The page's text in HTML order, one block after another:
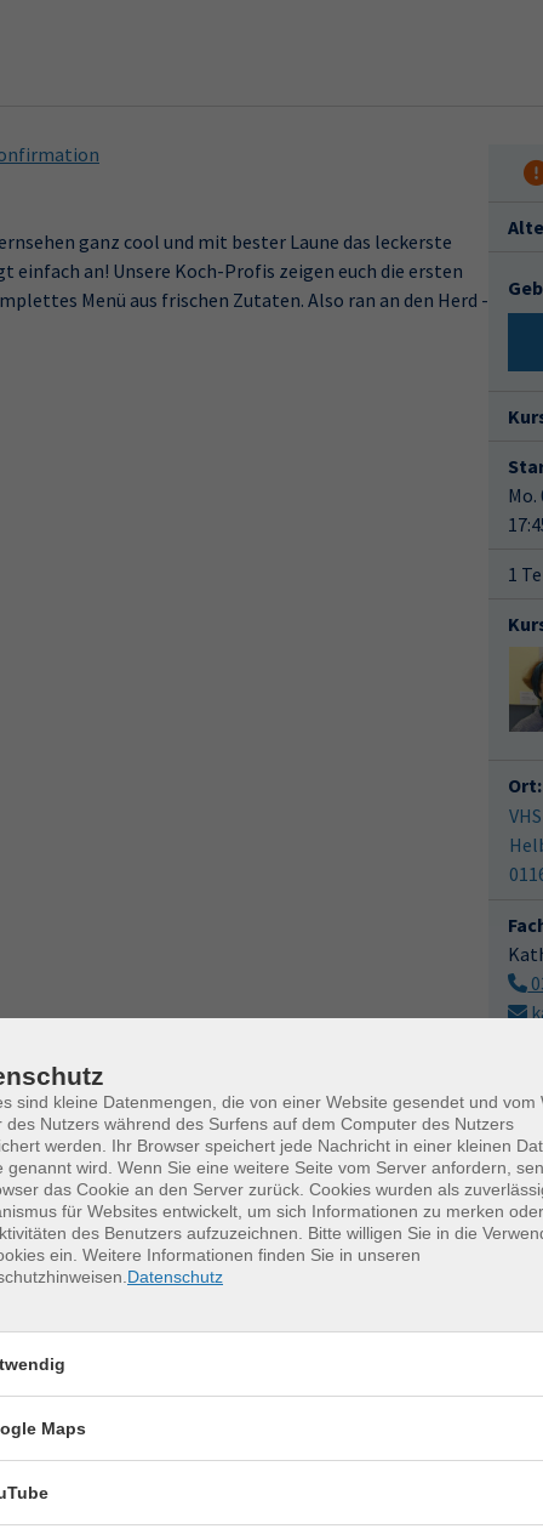
ganz cool und mit bester Laune das leckerste
einfach an! Unsere Koch-Profis zeigen euch die ersten
Menü aus frischen Zutaten. Also ran an den Herd -
Mo.
1
Ort:
VHS
für unvergessliche
17
sind kleine Datenmengen, die von einer Website gesendet und vom
des Nutzers während des Surfens auf dem Computer des Nutzers
werden. Ihr Browser speichert jede Nachricht in einer kleinen
genannt wird. Wenn Sie eine weitere Seite vom Server anfordern,
das Cookie an den Server zurück. Cookies wurden als
für Websites entwickelt, um sich Informationen zu merken
des Benutzers aufzuzeichnen. Bitte willigen Sie in die
ein. Weitere Informationen finden Sie in unseren
Datenschutz
Maps